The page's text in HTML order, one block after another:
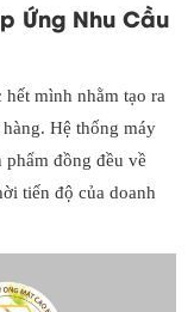
Ứng Nhu Cầu
mình nhằm tạo ra
Hệ thống máy
phẩm đồng đều về
tiến độ của doanh